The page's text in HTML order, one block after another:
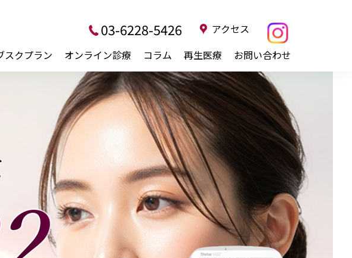
スクプラン オンライン診療 コラム 再生医療 お問い合わせ
03-6228-5426 アクセス